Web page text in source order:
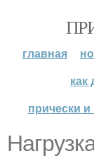
главная
как
прически